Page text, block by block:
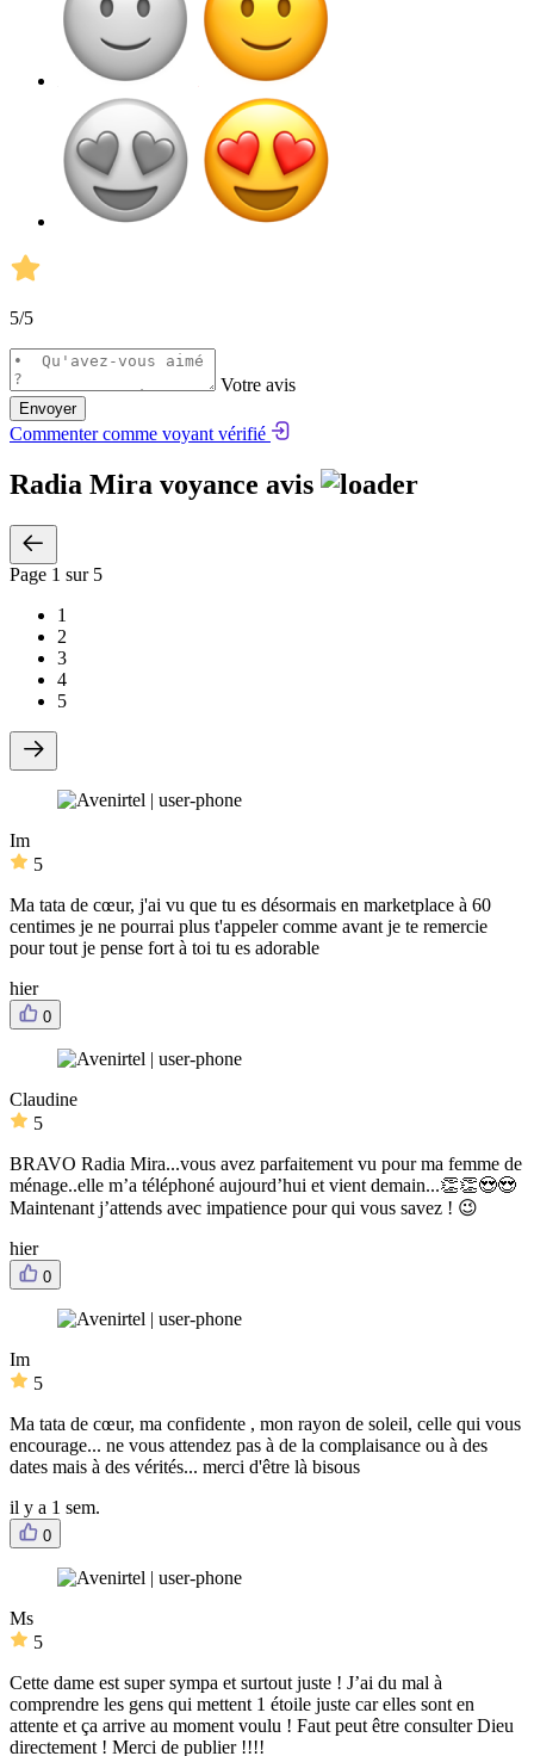
5/5
Votre avis
Envoyer
Commenter comme voyant vérifié
Radia Mira voyance avis
Page 1 sur 5
1
2
3
4
5
Im
5
Ma tata de cœur, j'ai vu que tu es désormais en marketplace à 60
centimes je ne pourrai plus t'appeler comme avant je te remercie
pour tout je pense fort à toi tu es adorable
hier
0
Claudine
5
BRAVO Radia Mira...vous avez parfaitement vu pour ma femme de
ménage..elle m’a téléphoné aujourd’hui et vient demain...👏👏😍😍
Maintenant j’attends avec impatience pour qui vous savez ! 😉
hier
0
Im
5
Ma tata de cœur, ma confidente , mon rayon de soleil, celle qui vous
encourage... ne vous attendez pas à de la complaisance ou à des
dates mais à des vérités... merci d'être là bisous
il y a 1 sem.
0
Ms
5
Cette dame est super sympa et surtout juste ! J’ai du mal à
comprendre les gens qui mettent 1 étoile juste car elles sont en
attente et ça arrive au moment voulu ! Faut peut être consulter Dieu
directement ! Merci de publier !!!!